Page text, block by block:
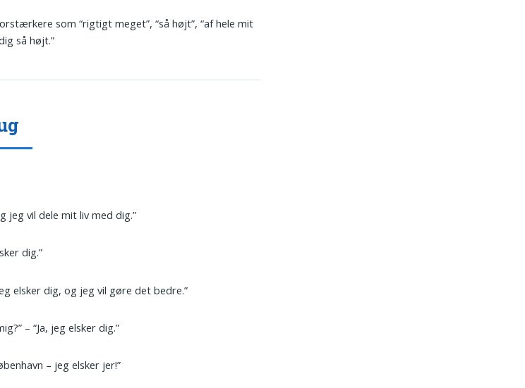
som “rigtigt meget”, “så højt”, “af hele mit
så højt.”
jeg vil dele mit liv med dig.”
dig.”
elsker dig, og jeg vil gøre det bedre.”
– “Ja, jeg elsker dig.”
– jeg elsker jer!”